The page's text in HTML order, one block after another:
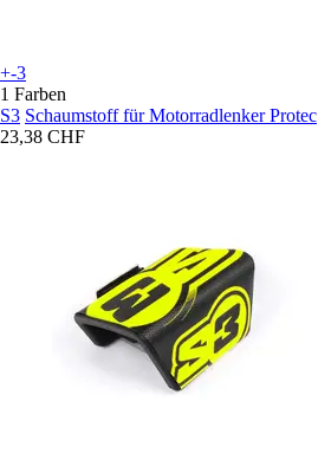
+-3
1 Farben
S3 Schaumstoff für Motorradlenker Protec
23,38 CHF